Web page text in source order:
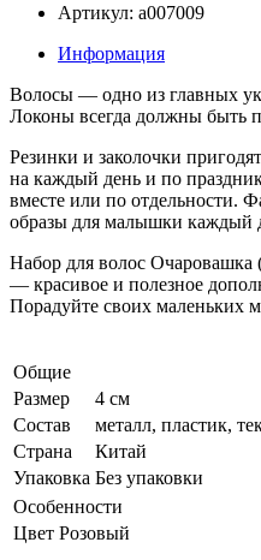
Артикул: a007009
Информация
Волосы — одно из главных
Локоны всегда должны быть
Резинки и заколочки
на каждый день и по
вместе или по отдельности.
образы для малышки каждый
Набор для волос Очаровашка
— красивое и полезное
Порадуйте своих маленьких
Общие
Размер
4 см
Состав
металл, пластик,
Страна
Китай
Упаковка Без упаковки
Особенности
Цвет Розовый